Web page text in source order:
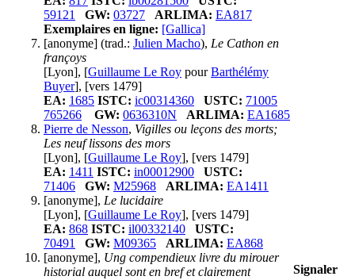
59121
GW: 03727 ARLIMA: EA817
Exemplaires en ligne: [Gallica]
[anonyme] (trad.: Julien Macho), Le Cathon en
françoys
[Lyon], [Guillaume Le Roy pourBarthélémy
Buyer], [vers 1479]
EA: 1685 ISTC: ic00314360 USTC: 71005
765266
GW: 0636310N ARLIMA: EA1685
Pierre de Nesson, Vigilles ou leçons des morts;
Les neuf lissons des mors
[Lyon], [Guillaume Le Roy], [vers 1479]
EA: 1411 ISTC: in00012900
USTC:
71406
GW: M25968 ARLIMA: EA1411
[anonyme], Le lucidaire
[Lyon], [Guillaume Le Roy], [vers 1479]
EA: 868 ISTC: il00332140
USTC:
70491
GW: M09365 ARLIMA: EA868
[anonyme], Ung compendieux livre du mirouer
historial auquel sont en bref et clairement
Signaler